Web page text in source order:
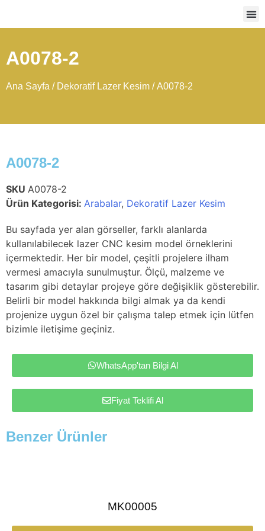
A0078-2
Ana Sayfa / Dekoratif Lazer Kesim / A0078-2
A0078-2
SKU A0078-2
Ürün Kategorisi: Arabalar, Dekoratif Lazer Kesim
Bu sayfada yer alan görseller, farklı alanlarda
kullanılabilecek lazer CNC kesim model örneklerini
içermektedir. Her bir model, çeşitli projelere ilham
vermesi amacıyla sunulmuştur. Ölçü, malzeme ve
tasarım gibi detaylar projeye göre değişiklik gösterebilir.
Belirli bir model hakkında bilgi almak ya da kendi
projenize uygun özel bir çalışma talep etmek için lütfen
bizimle iletişime geçiniz.
WhatsApp'tan Bilgi Al
Fiyat Teklifi Al
Benzer Ürünler
MK00005